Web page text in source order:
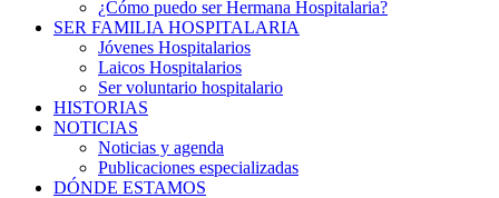
¿Cómo puedo ser Hermana Hospitalaria?
SER FAMILIA HOSPITALARIA
Jóvenes Hospitalarios
Laicos Hospitalarios
Ser voluntario hospitalario
HISTORIAS
NOTICIAS
Noticias y agenda
Publicaciones especializadas
DÓNDE ESTAMOS